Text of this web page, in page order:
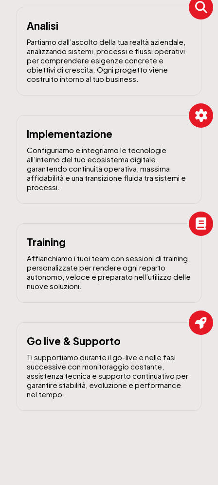
Analisi
Partiamo dall’ascolto della tua realtà aziendale,
analizzando sistemi, processi e flussi operativi
per comprendere esigenze concrete e
obiettivi di crescita. Ogni progetto viene
costruito intorno al tuo business.
Implementazione
Configuriamo e integriamo le tecnologie
all’interno del tuo ecosistema digitale,
garantendo continuità operativa, massima
affidabilità e una transizione fluida tra sistemi e
processi.
Training
Affianchiamo i tuoi team con sessioni di training
personalizzate per rendere ogni reparto
autonomo, veloce e preparato nell’utilizzo delle
nuove soluzioni.
Go live & Supporto
Ti supportiamo durante il go-live e nelle fasi
successive con monitoraggio costante,
assistenza tecnica e supporto continuativo per
garantire stabilità, evoluzione e performance
nel tempo.